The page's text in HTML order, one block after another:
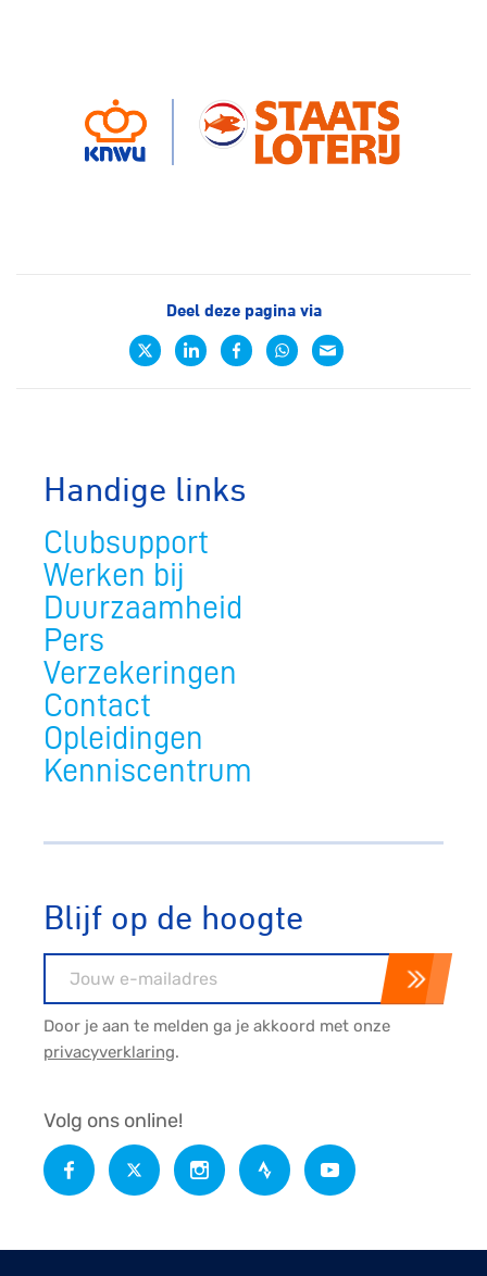
Deel deze pagina via
Handige links
Clubsupport
Werken bij
Duurzaamheid
Pers
Verzekeringen
Contact
Opleidingen
Kenniscentrum
Blijf op de hoogte
Door je aan te melden ga je akkoord met onze
privacyverklaring.
Volg ons online!